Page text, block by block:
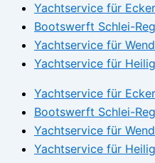
Yachtservice für
Bootswerft Schlei-
Yachtservice für
Yachtservice für
Yachtservice für
Bootswerft Schlei-
Yachtservice für
Yachtservice für